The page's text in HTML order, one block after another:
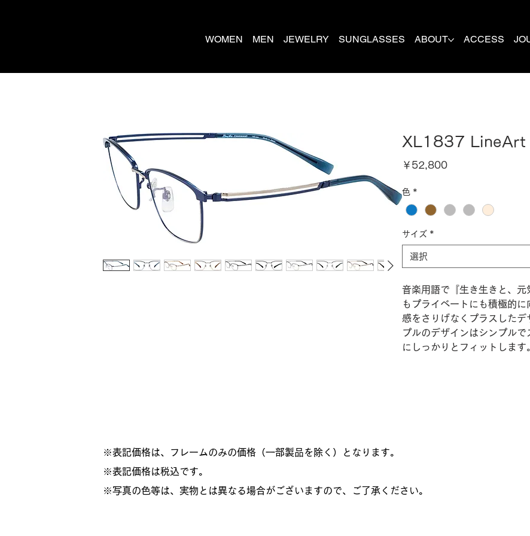
WOMEN MEN JEWELRY SUNGLASSES ABOUT ACCESS
XL1837 LineArt
￥52,800価
色 *
サイズ *
選択
音楽用語で『生き生きと、
もプライベートにも積極的
感をさりげなくプラスした
プルのデザインはシンプル
にしっかりとフィットします
※表記価格は、フレームのみの価格（一部製品を除く）となります。
​※表記価格は税込です。
※写真の色等は、実物とは異なる場合がございますので、ご了承ください。